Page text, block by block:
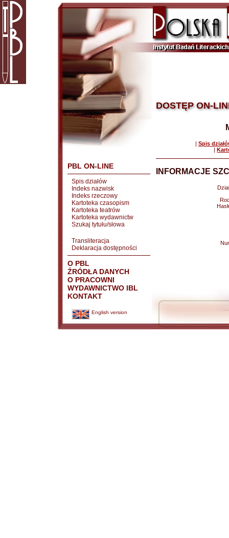
PBL ON-LINE
Spis działów
Indeks nazwisk
Indeks rzeczowy
Kartoteka czasopism
Kartoteka teatrów
Kartoteka wydawnictw
Szukaj tytułu/słowa
Transliteracja
Deklaracja dostępności
O PBL
ŹRÓDŁA DANYCH
O PRACOWNI
WYDAWNICTWO IBL
KONTAKT
English version
DOSTĘP ON-
| Spis
|
INFORMACJE